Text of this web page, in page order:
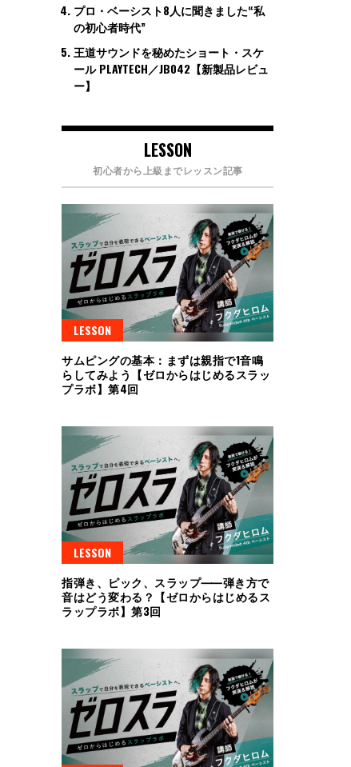
プロ・ベーシスト8人に聞きました“私
の初心者時代”
王道サウンドを秘めたショート・スケ
ール PLAYTECH／JB042【新製品レビュ
ー】
LESSON
初心者から上級までレッスン記事
LESSON
サムピングの基本：まずは親指で1音鳴
らしてみよう【ゼロからはじめるスラッ
プラボ】第4回
LESSON
指弾き、ピック、スラップ⸺弾き方で
音はどう変わる？【ゼロからはじめるス
ラップラボ】第3回